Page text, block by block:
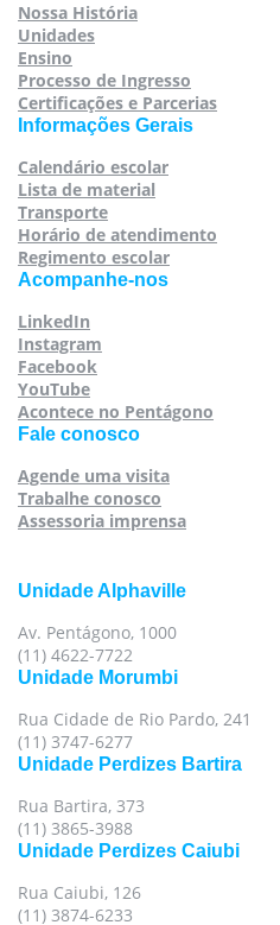
Nossa História
Unidades
Ensino
Processo de Ingresso
Certificações e Parcerias
Informações Gerais
Calendário escolar
Lista de material
Transporte
Horário de atendimento
Regimento escolar
Acompanhe-nos
LinkedIn
Instagram
Facebook
YouTube
Acontece no Pentágono
Fale conosco
Agende uma visita
Trabalhe conosco
Assessoria imprensa
Unidade Alphaville
Av. Pentágono, 1000
(11) 4622-7722
Unidade Morumbi
Rua Cidade de Rio Pardo, 241
(11) 3747-6277
Unidade Perdizes Bartira
Rua Bartira, 373
(11) 3865-3988
Unidade Perdizes Caiubi
Rua Caiubi, 126
(11) 3874-6233